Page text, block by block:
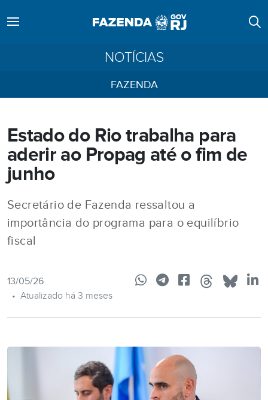
NOTÍCIAS
FAZENDA
Estado do Rio trabalha para
aderir ao Propag até o fim de
junho
Secretário de Fazenda ressaltou a
importância do programa para o equilíbrio
fiscal
13/05/26
• Atualizado há 3 meses